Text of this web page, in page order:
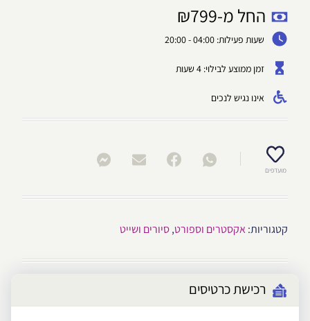
החל מ- ₪799
שעות פעילות: 04:00 - 20:00
זמן ממוצע לבילוי: 4 שעות
אינו נגיש לנכים
מועדפים
קטגוריות:אקסטרים וספורט,סיורים ושייט
רכישת כרטיסים